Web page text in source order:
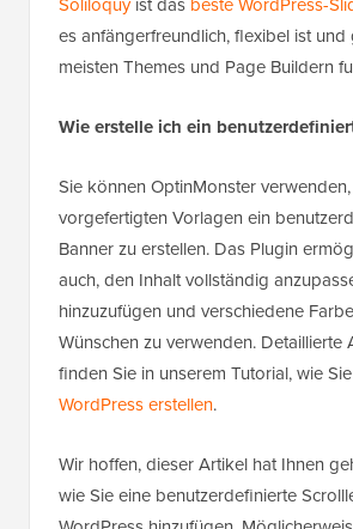
Soliloquy ist das beste WordPress-
es anfängerfreundlich, flexibel ist und
meisten Themes und Page Buildern
Wie erstelle ich ein
Sie können OptinMonster
vorgefertigten Vorlagen ein
Banner zu erstellen. Das Plugin
auch, den Inhalt vollständig
hinzuzufügen und verschiedene
Wünschen zu verwenden. Detaillierte
finden Sie in unserem Tutorial, wie Sie
WordPress erstellen.
Wir hoffen, dieser Artikel hat Ihnen
wie Sie eine benutzerdefinierte